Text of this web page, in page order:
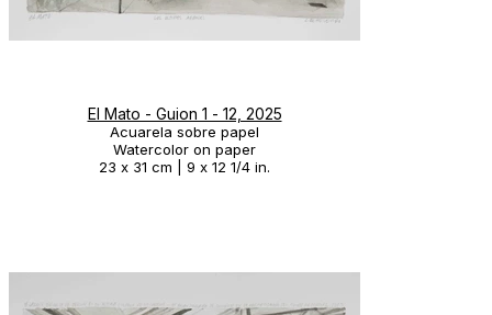
El Mato - Guion 1 - 12, 2025
Acuarela sobre papel
Watercolor on paper
23 x 31 cm | 9 x 12 1/4 in.